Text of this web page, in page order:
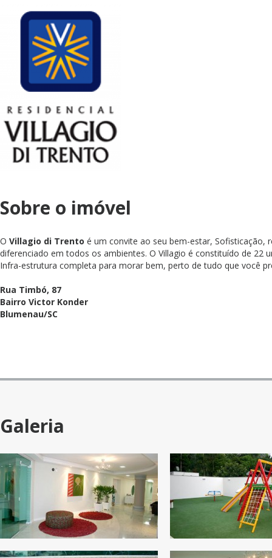
Sobre o imóvel
O Villagio di Trento é um convite ao seu bem-estar, Sofisticação,
diferenciado em todos os ambientes. O Villagio é constituído de 22
Infra-estrutura completa para morar bem, perto de tudo que você
Rua Timbó, 87
Bairro Victor Konder
Blumenau/SC
Galeria